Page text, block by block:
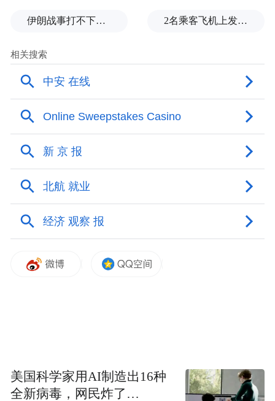
均有明显提升。尤其比赛开始前，店前排队
首选。
具备播放条件的家电卖场，也“收割”了一大
波流量。得益于“浙BA”和国补政策联动发
力，近期苏宁易各大门店的客流量与销售量
实现“双提升”。以8月20日宁波队坐镇主场迎
战永康队那晚为例，苏宁易购天一店客流量
较平时增长了40%，销售额较前一天增长了
35%。
伊朗战事打不下去了？美军参联会主席力主“翻篇” 2名乘客飞机上发生肢体冲突，龙江航空回应
美国科学家用AI制造出16种
全新病毒，网民炸了…